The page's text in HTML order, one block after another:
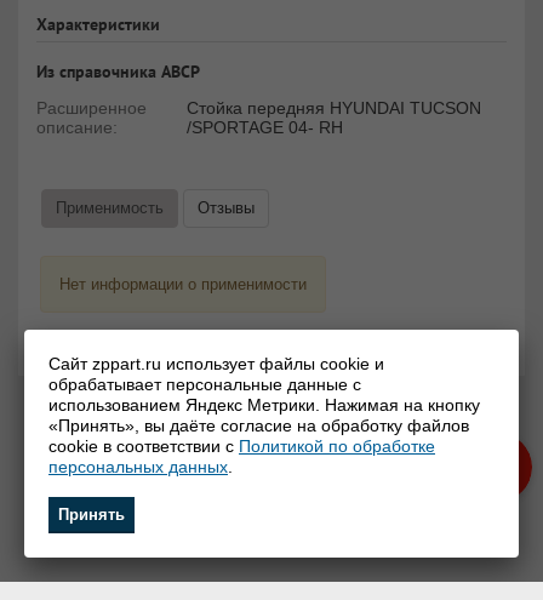
Сайт zppart.ru использует файлы cookie и
обрабатывает персональные данные с
использованием Яндекс Метрики. Нажимая на кнопку
«Принять», вы даёте согласие на обработку файлов
cookie в соответствии с Политикой по обработке
персональных данных
Принять
Характеристики
Из справочника ABCP
Расширенное
описание:
Стойка передняя HYUNDAI TUCSON
/SPORTAGE 04- RH
Применимость Отзывы
Нет информации о применимости